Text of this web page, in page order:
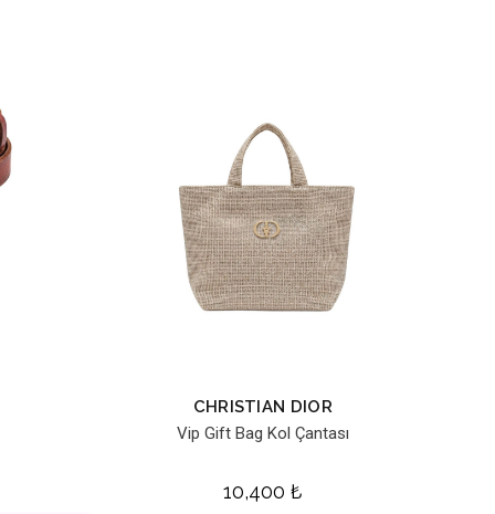
CHRISTIAN DIOR
Vip Gift Bag Kol Çantası
10,400 ₺